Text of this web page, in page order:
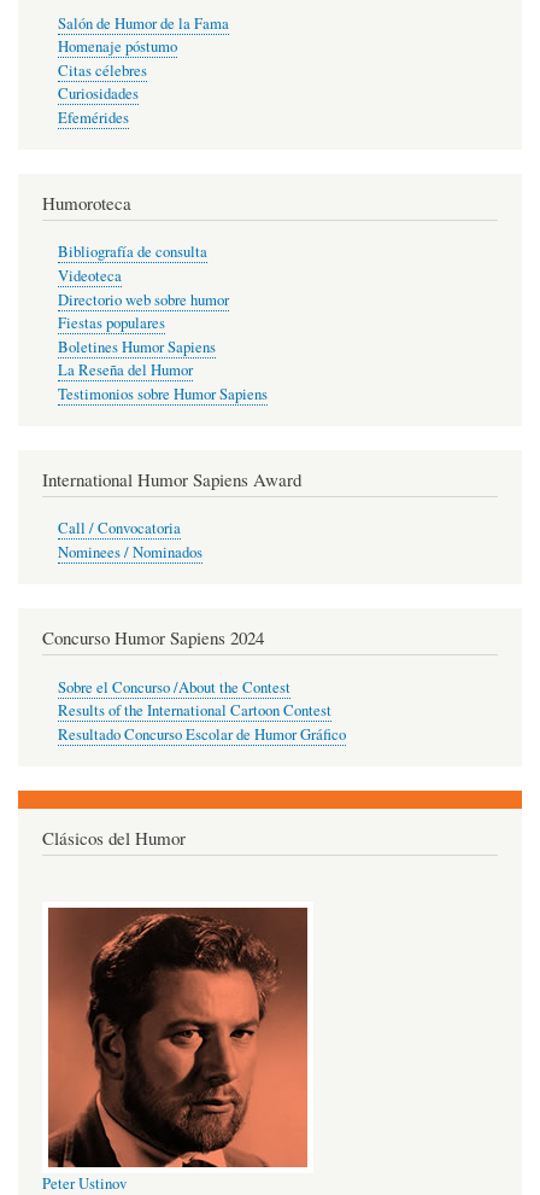
Salón de Humor de la Fama
Homenaje póstumo
Citas célebres
Curiosidades
Efemérides
Humoroteca
Bibliografía de consulta
Videoteca
Directorio web sobre humor
Fiestas populares
Boletines Humor Sapiens
La Reseña del Humor
Testimonios sobre Humor Sapiens
International Humor Sapiens Award
Call / Convocatoria
Nominees / Nominados
Concurso Humor Sapiens 2024
Sobre el Concurso /About the Contest
Results of the International Cartoon Contest
Resultado Concurso Escolar de Humor Gráfico
Clásicos del Humor
Peter Ustinov